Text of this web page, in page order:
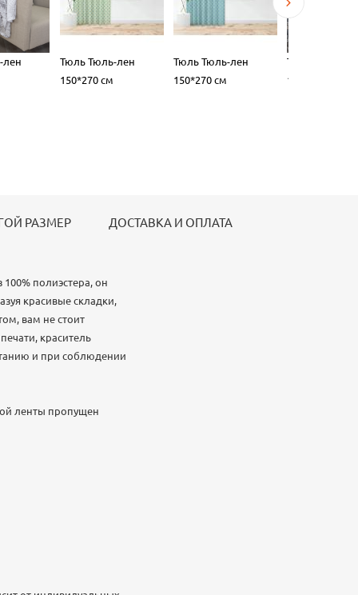
лен
Тюль Тюль-лен
150*270 см
Тюль Тюль-лен
150*270 см
Тюль Тюль-
150*270 см
РАЗМЕР ДОСТАВКА И ОПЛАТА
полиэстера, он
красивые складки,
вам не стоит
краситель
и при соблюдении
ленты пропущен